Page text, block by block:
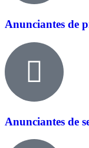
Anunciantes de
Anunciantes de